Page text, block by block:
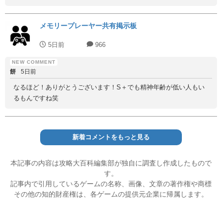
メモリープレーヤー共有掲示板
5日前 966
餅 5日前
なるほど！ありがとうございます！S＋でも精神年齢が低い人もい
るもんですね笑
新着コメントをもっと見る
本記事の内容は攻略大百科編集部が独自に調査し作成したもので
す。
記事内で引用しているゲームの名称、画像、文章の著作権や商標
その他の知的財産権は、各ゲームの提供元企業に帰属します。